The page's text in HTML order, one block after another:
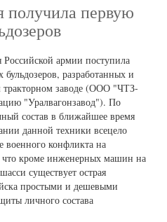
получила первую
армии поступила
разработанных и
заводе (ООО "ЧТЗ-
"Уралвагонзавод"). По
состав в ближайшее время
данной техники всецело
военного конфликта на
что кроме инженерных машин на
существует острая
простыми и дешевыми
личного состава